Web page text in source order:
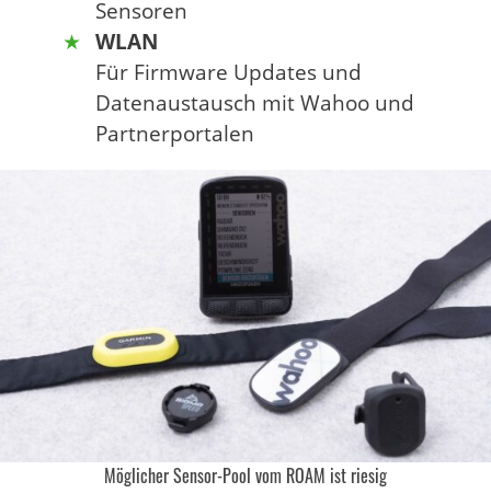
Sensoren
WLAN
Für Firmware Updates und
Datenaustausch mit Wahoo und
Partnerportalen
Möglicher Sensor-Pool vom ROAM ist riesig